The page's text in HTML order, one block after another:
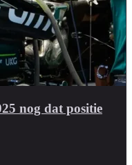
nog dat positie